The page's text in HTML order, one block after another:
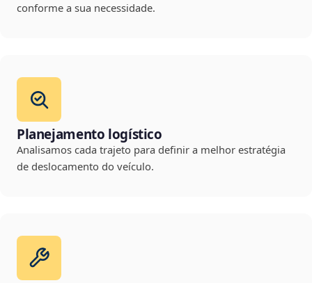
conforme a sua necessidade.
Planejamento logístico
Analisamos cada trajeto para definir a melhor estratégia
de deslocamento do veículo.